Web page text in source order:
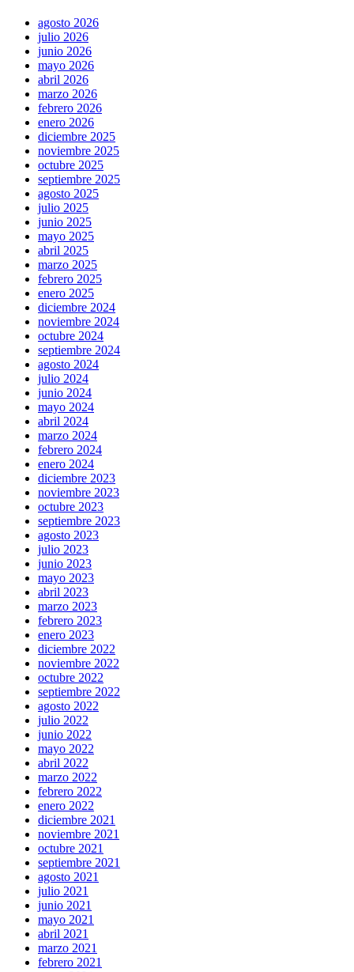
agosto 2026
julio 2026
junio 2026
mayo 2026
abril 2026
marzo 2026
febrero 2026
enero 2026
diciembre 2025
noviembre 2025
octubre 2025
septiembre 2025
agosto 2025
julio 2025
junio 2025
mayo 2025
abril 2025
marzo 2025
febrero 2025
enero 2025
diciembre 2024
noviembre 2024
octubre 2024
septiembre 2024
agosto 2024
julio 2024
junio 2024
mayo 2024
abril 2024
marzo 2024
febrero 2024
enero 2024
diciembre 2023
noviembre 2023
octubre 2023
septiembre 2023
agosto 2023
julio 2023
junio 2023
mayo 2023
abril 2023
marzo 2023
febrero 2023
enero 2023
diciembre 2022
noviembre 2022
octubre 2022
septiembre 2022
agosto 2022
julio 2022
junio 2022
mayo 2022
abril 2022
marzo 2022
febrero 2022
enero 2022
diciembre 2021
noviembre 2021
octubre 2021
septiembre 2021
agosto 2021
julio 2021
junio 2021
mayo 2021
abril 2021
marzo 2021
febrero 2021